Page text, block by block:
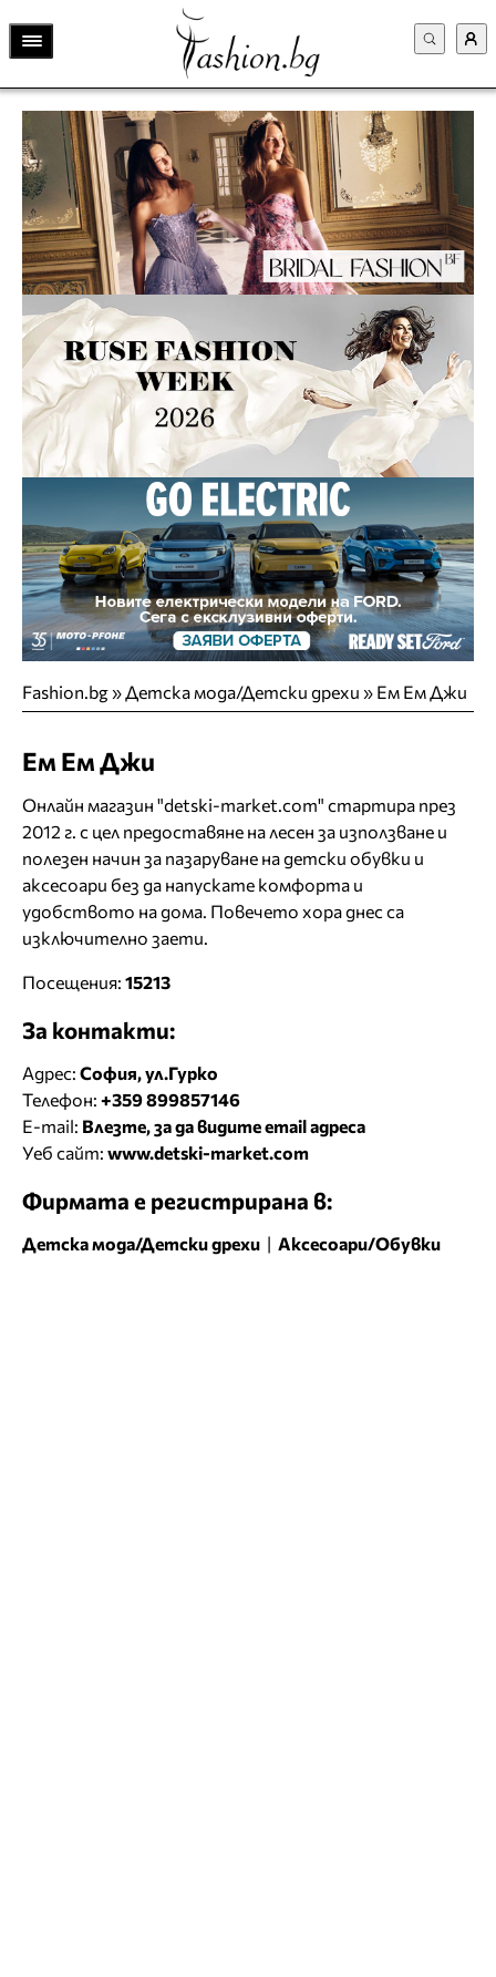
Fashion.bg»Детска мода/Детски дрехи » Ем Ем Джи
Ем Ем Джи
Онлайн магазин "detski-market.com" стартира през
2012 г. с цел предоставяне на лесен за използване и
полезен начин за пазаруване на детски обувки и
аксесоари без да напускате комфорта и
удобството на дома. Повечето хора днес са
изключително заети.
Посещения: 15213
За контакти:
Адрес: София, ул.Гурко
Телефон: +359 899857146
E-mail: Влезте, за да видите email адреса
Уеб сайт: www.detski-market.com
Фирмата е регистрирана в:
Детска мода/Детски дрехи | Аксесоари/Обувки